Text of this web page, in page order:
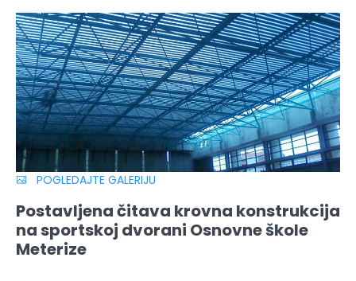
POGLEDAJTE GALERIJU
Postavljena čitava krovna konstrukcija
na sportskoj dvorani Osnovne škole
Meterize